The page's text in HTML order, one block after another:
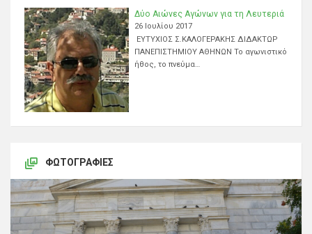
Δύο Αιώνες Αγώνων για τη Λευτεριά
26 Ιουλίου 2017
ΕΥΤΥΧΙΟΣ Σ.ΚΑΛΟΓΕΡΑΚΗΣ ΔΙΔΑΚΤΩΡ
ΠΑΝΕΠΙΣΤΗΜΙΟΥ ΑΘΗΝΩΝ Το αγωνιστικό
ήθος, το πνεύμα…
ΦΩΤΟΓΡΑΦΊΕΣ